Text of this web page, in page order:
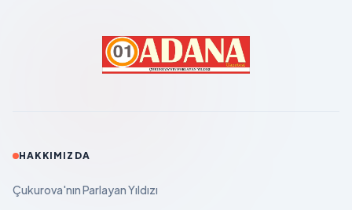
HAKKIMIZDA
Çukurova'nın Parlayan Yıldızı